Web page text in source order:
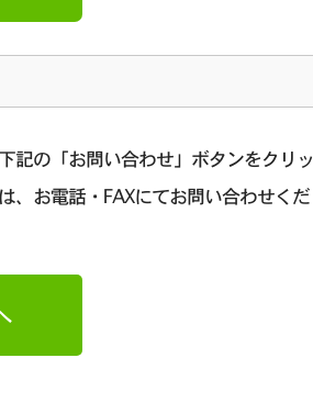
記の「お問い合わせ」ボタンをクリッ
、お電話・FAXにてお問い合わせくだ